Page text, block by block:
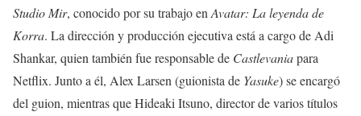
Studio Mir, conocido por su trabajo enAvatar: La leyenda de
Korra. La dirección y producción ejecutiva está a cargo de Adi
Shankar, quien también fue responsable de Castlevaniapara
Netflix. Junto a él, Alex Larsen (guionista de Yasuke) se encargó
del guion, mientras que Hideaki Itsuno, director de varios títulos